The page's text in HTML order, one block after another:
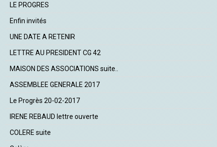
LE PROGRES
Enfin invités
UNE DATE A RETENIR
LETTRE AU PRESIDENT CG 42
MAISON DES ASSOCIATIONS suite..
ASSEMBLEE GENERALE 2017
Le Progrès 20-02-2017
IRENE REBAUD lettre ouverte
COLERE suite